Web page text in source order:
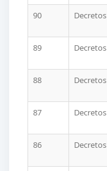
90
Decretos
89
Decretos
88
Decretos
87
Decretos
86
Decretos